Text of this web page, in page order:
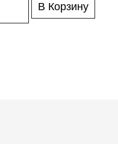
В Корзину